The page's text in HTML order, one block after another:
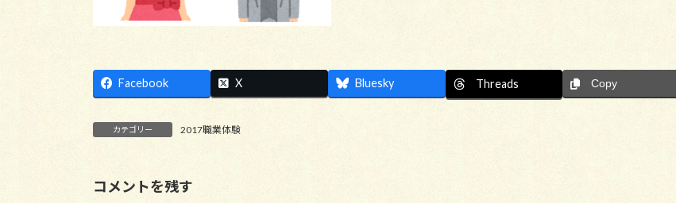
Facebook X Bluesky Threads Copy
カテゴリー 2017職業体験
コメントを残す